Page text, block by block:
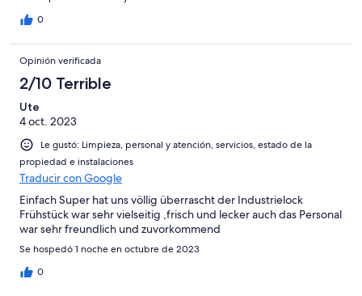
0
Opinión verificada
2/10 Terrible
Ute
4 oct. 2023
Le gustó: Limpieza, personal y atención, servicios, estado de la
propiedad e instalaciones
Traducir con Google
Einfach Super hat uns völlig überrascht der Industrielock
Frühstück war sehr vielseitig ,frisch und lecker auch das Personal
war sehr freundlich und zuvorkommend
Se hospedó 1 noche en octubre de 2023
0